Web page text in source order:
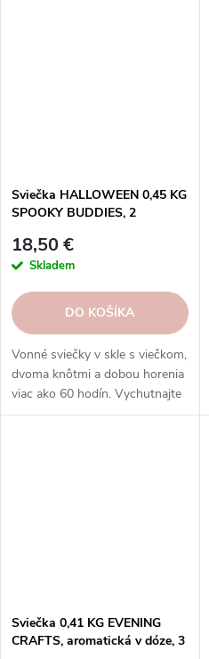
Sviečka HALLOWEEN 0,45 KG
SPOOKY BUDDIES, 2
18,50 €
Skladem
DO KOŠÍKA
Vonné sviečky v skle s viečkom,
dvoma knôtmi a dobou horenia
viac ako 60 hodín. Vychutnajte
si rôzne vône a rovnomerné
Sviečka 0,41 KG EVENING
CRAFTS, aromatická v dóze, 3